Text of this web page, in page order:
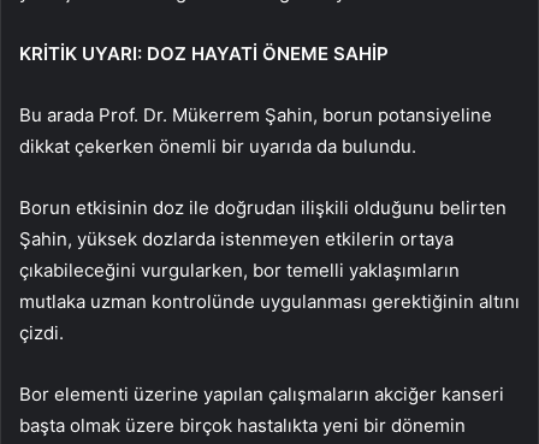
KRİTİK UYARI: DOZ HAYATİ ÖNEME SAHİP
Bu arada Prof. Dr. Mükerrem Şahin, borun potansiyeline
dikkat çekerken önemli bir uyarıda da bulundu.
Borun etkisinin doz ile doğrudan ilişkili olduğunu belirten
Şahin, yüksek dozlarda istenmeyen etkilerin ortaya
çıkabileceğini vurgularken, bor temelli yaklaşımların
mutlaka uzman kontrolünde uygulanması gerektiğinin altını
çizdi.
Bor elementi üzerine yapılan çalışmaların akciğer kanseri
başta olmak üzere birçok hastalıkta yeni bir dönemin